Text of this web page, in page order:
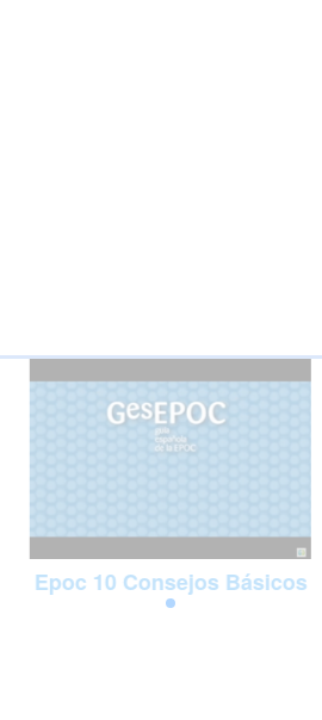
Epoc 10 Consejos Básicos